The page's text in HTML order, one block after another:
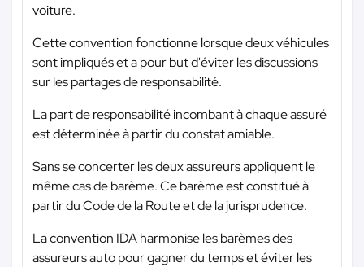
voiture.
Cette convention fonctionne lorsque deux véhicules
sont impliqués et a pour but d'éviter les discussions
sur les partages de responsabilité.
La part de responsabilité incombant à chaque assuré
est déterminée à partir du constat amiable.
Sans se concerter les deux assureurs appliquent le
même cas de barème. Ce barème est constitué à
partir du Code de la Route et de la jurisprudence.
La convention IDA harmonise les barèmes des
assureurs auto pour gagner du temps et éviter les